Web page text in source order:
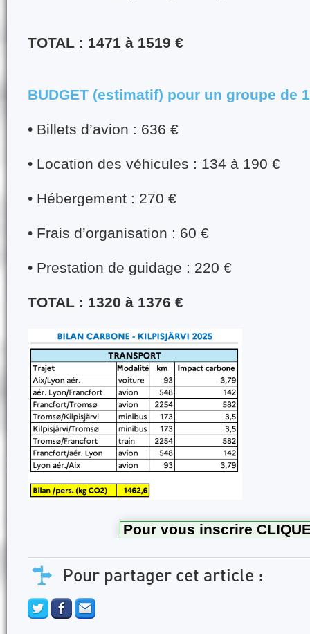
TOTAL : 1471 à 1519 €
BUDGET (estimatif) pour un groupe de
• Billets d’avion : 636 €
• Location des véhicules : 134 à 190 €
• Hébergement : 270 €
• Frais d’organisation : 60 €
• Prestation de guidage : 220 €
TOTAL : 1320 à 1376 €
Pour vous inscrire
Pour partager cet article :